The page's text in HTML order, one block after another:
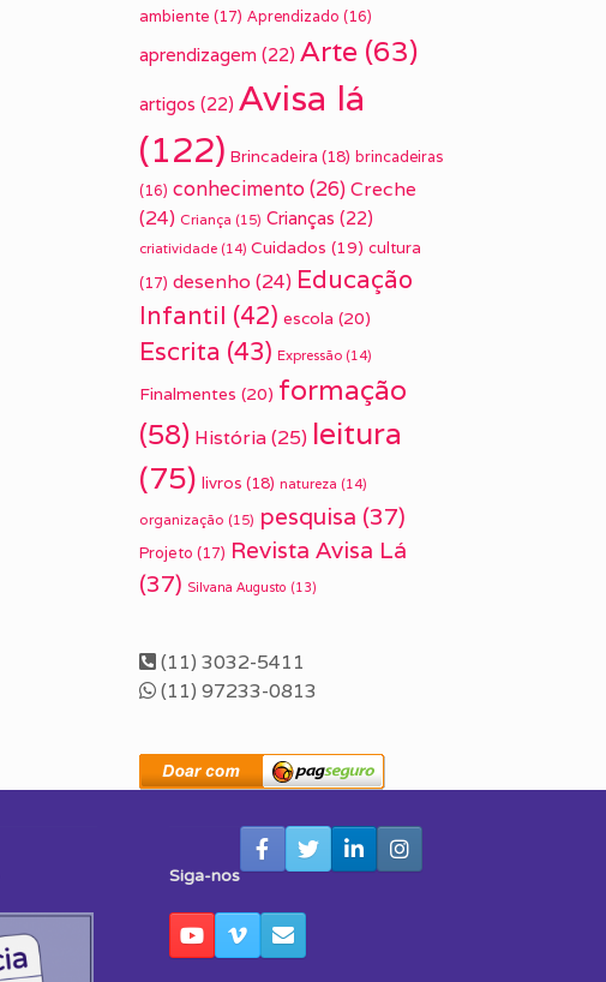
ambiente (17) Aprendizado (16)
aprendizagem (22) Arte (63)
artigos (22) Avisa lá
(122) Brincadeira (18) brincadeiras
(16) conhecimento(26) Creche
(24) Criança (15) Crianças (22)
criatividade (14) Cuidados (19) cultura
(17) desenho (24) Educação
Infantil (42) escola (20)
Escrita (43) Expressão (14)
Finalmentes (20) formação
(58) História(25) leitura
(75) livros (18) natureza (14)
organização (15) pesquisa (37)
Projeto (17) Revista Avisa Lá
(37) Silvana Augusto (13)
(11) 3032-5411
(11) 97233-0813
Siga-nos